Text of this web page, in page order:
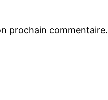
prochain commentaire.